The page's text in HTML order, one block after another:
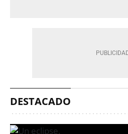
DESTACADO